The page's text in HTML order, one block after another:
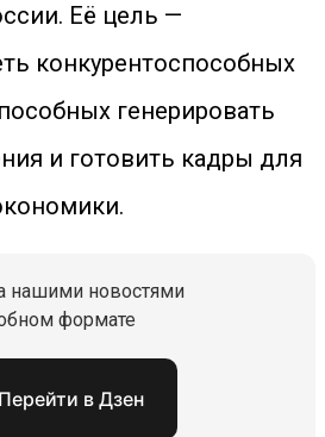
Её цель —
конкурентоспособных
генерировать
и готовить кадры для
нашими новостями
формате
Перейти в Дзен